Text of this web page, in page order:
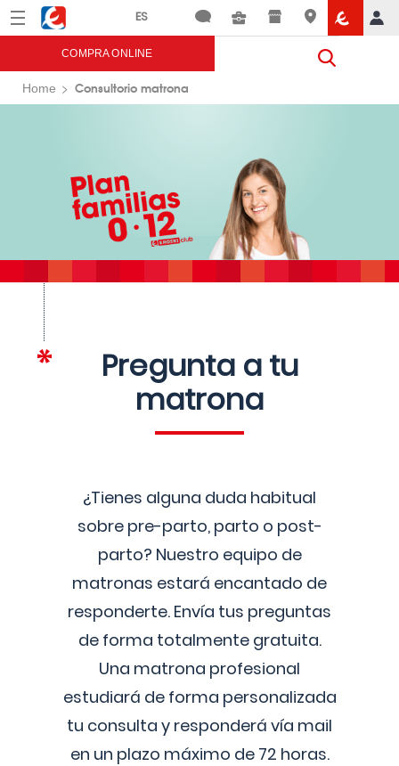
Menú Eroski
COMPRA ONLINE
Home Consultorio matrona
Pregunta a tu
matrona
¿Tienes alguna duda habitual
sobre pre-parto, parto o post-
parto? Nuestro equipo de
matronas estará encantado de
responderte. Envía tus preguntas
de forma totalmente gratuita.
Una matrona profesional
estudiará de forma personalizada
tu consulta y responderá vía mail
en un plazo máximo de 72 horas.